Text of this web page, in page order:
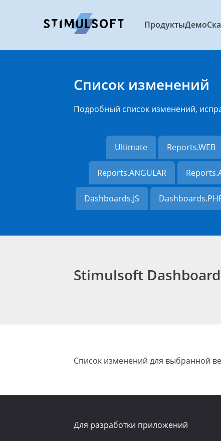
ПродуктыДемо
Список изменений
Подробный список изменений,
Ultimate Reports.WEB
Reports.ANGULAR
Dashboards.JS
Stimulsoft
Список изменений для выбранной
Для разработки приложений